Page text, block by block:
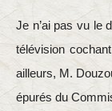
Je n’ai pas vu le
télévision
ailleurs, M.
épurés du